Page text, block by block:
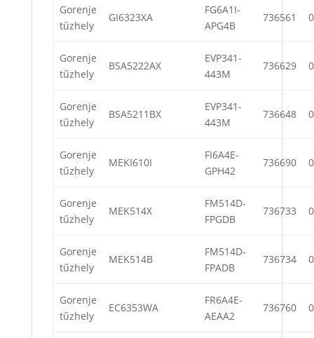
Gorenje
tűzhely
GI6323XA
FG6A1I-
APG4B
736561
Gorenje
tűzhely
BSA5222AX
EVP341-
443M
736629
Gorenje
tűzhely
BSA5211BX
EVP341-
443M
736648
Gorenje
tűzhely
MEKI610I
FI6A4E-
GPH42
736690
Gorenje
tűzhely
MEK514X
FM514D-
FPGDB
736733
Gorenje
tűzhely
MEK514B
FM514D-
FPADB
736734
Gorenje
tűzhely
EC6353WA
FR6A4E-
AEAA2
736760